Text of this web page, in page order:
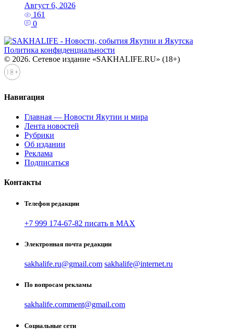
Август 6, 2026
161
0
Политика конфиденциальности
© 2026. Сетевое издание «SAKHALIFE.RU» (18+)
Навигация
Главная — Новости Якутии и мира
Лента новостей
Рубрики
Об издании
Реклама
Подписаться
Контакты
Телефон редакции
+7 999 174-67-82 писать в MAX
Электронная почта редакции
sakhalife.ru@gmail.com sakhalife@internet.ru
По вопросам рекламы
sakhalife.comment@gmail.com
Социальные сети